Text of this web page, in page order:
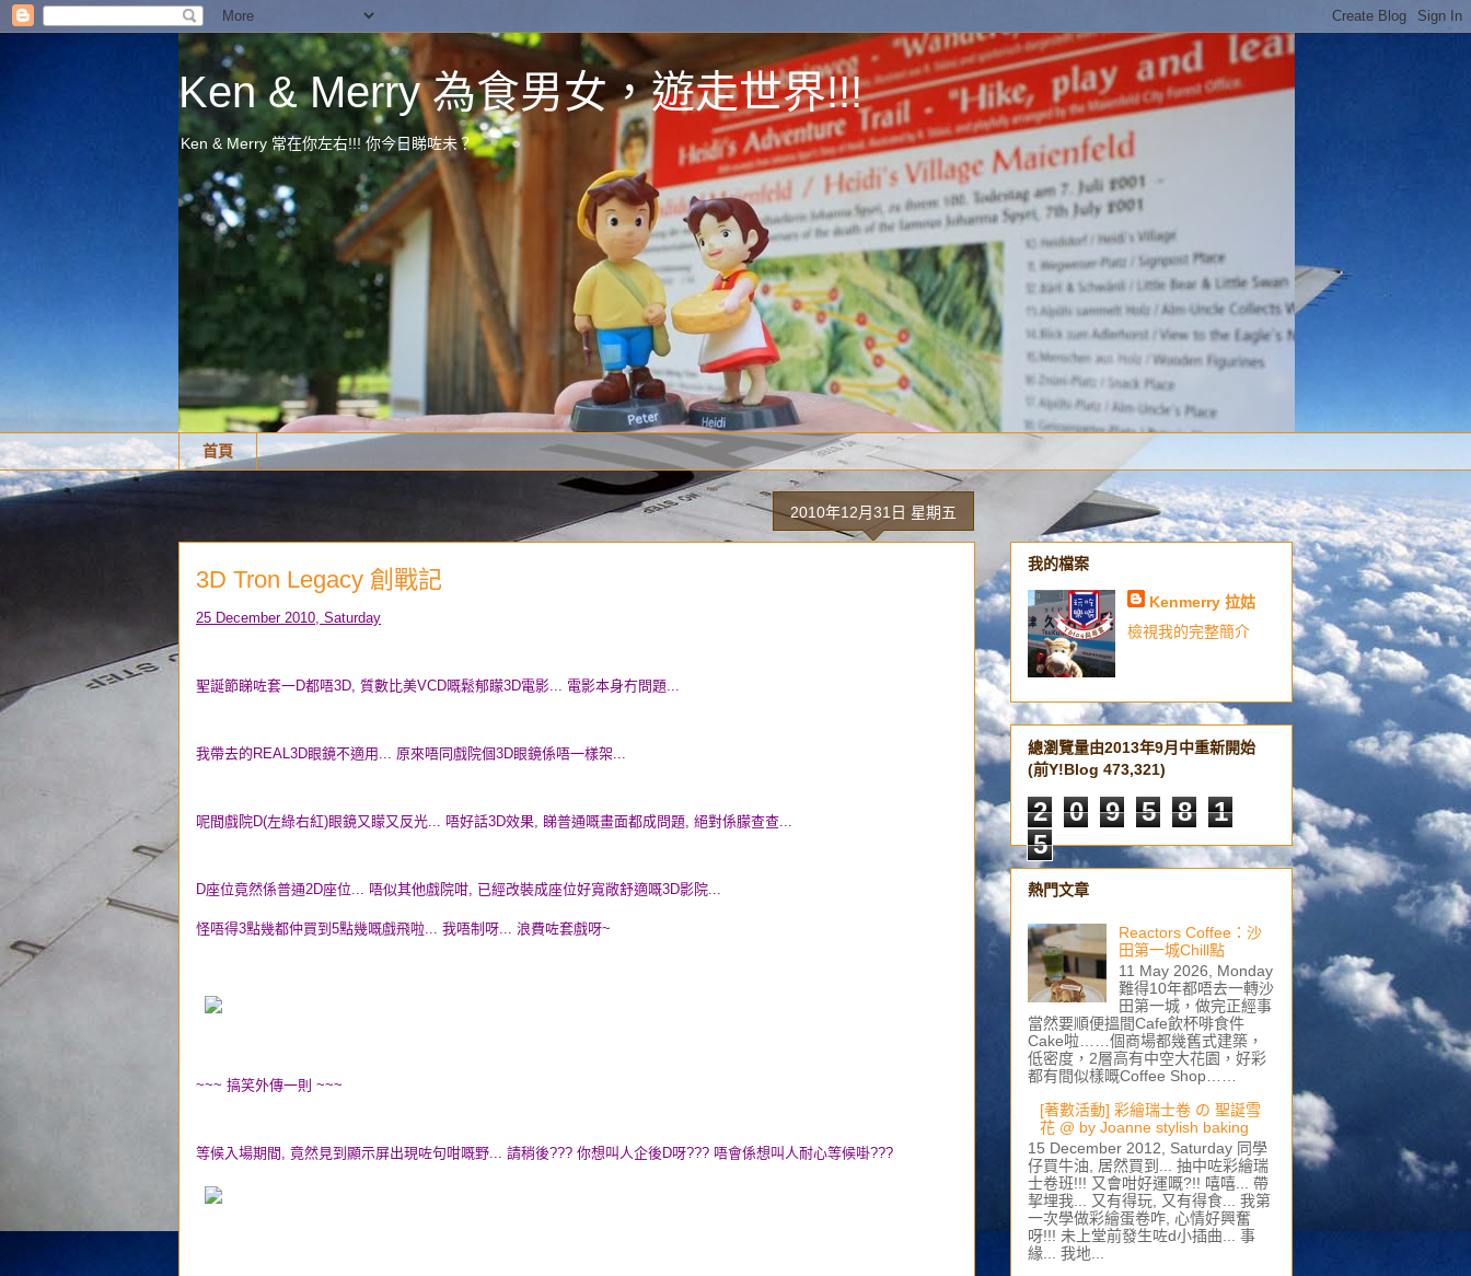
Ken & Merry 為食男女，遊走世界!!!
Ken & Merry 常在你左右!!! 你今日睇咗未？
首頁
2010年12月31日 星期五
3D Tron Legacy 創戰記
25 December 2010, Saturday
聖誕節睇咗套一D都唔3D, 質數比美VCD嘅鬆郁矇3D電影... 電影本身冇問題...
我帶去的REAL3D眼鏡不適用... 原來唔同戲院個3D眼鏡係唔一樣架...
呢間戲院D(左綠右紅)眼鏡又矇又反光... 唔好話3D效果, 睇普通嘅畫面都成問題, 絕對係朦查查...
D座位竟然係普通2D座位... 唔似其他戲院咁, 已經改裝成座位好寬敞舒適嘅3D影院...
怪唔得3點幾都仲買到5點幾嘅戲飛啦... 我唔制呀... 浪費咗套戲呀~
~~~ 搞笑外傳一則 ~~~
等候入場期間, 竟然見到顯示屏出現咗句咁嘅野... 請稍後??? 你想叫人企後D呀??? 唔會係想叫人耐心等候啩???
我的檔案
Kenmerry 拉姑
檢視我的完整簡介
總瀏覽量由2013年9月中重新開始
(前Y!Blog 473,321)
2 0 9 5 8
1
5
熱門文章
Reactors Coffee：沙
田第一城Chill點
11 May 2026, Monday
難得10年都唔去一轉沙
田第一城，做完正經事
當然要順便搵間Cafe飲杯啡食件
Cake啦……個商場都幾舊式建築，
低密度，2層高有中空大花園，好彩
都有間似樣嘅Coffee Shop……
[著數活動] 彩繪瑞士卷 の 聖誕雪
花 @ by Joanne stylish baking
15 December 2012, Saturday 同學
仔買牛油, 居然買到... 抽中咗彩繪瑞
士卷班!!! 又會咁好運嘅?!! 嘻嘻... 帶
挈埋我... 又有得玩, 又有得食... 我第
一次學做彩繪蛋卷咋, 心情好興奮
呀!!! 未上堂前發生咗d小插曲... 事
緣... 我地...